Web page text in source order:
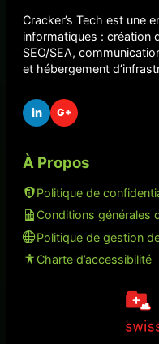
Cracker’s Tech est une
informatiques : création
SEO/SEA,
et hébergement
in G+
À Propos
Politique de
Conditions générales
Politique de gestion
Charte d’accessibilité